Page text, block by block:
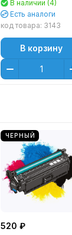
В наличии (4)
Есть аналоги
код товара: 3143
В корзину
ЧЕРНЫЙ
520 ₽